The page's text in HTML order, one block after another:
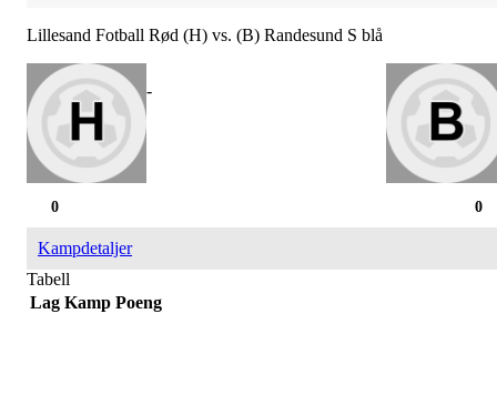
Lillesand Fotball Rød (H) vs. (B) Randesund S blå
-
0
0
Kampdetaljer
Tabell
Lag Kamp Poeng